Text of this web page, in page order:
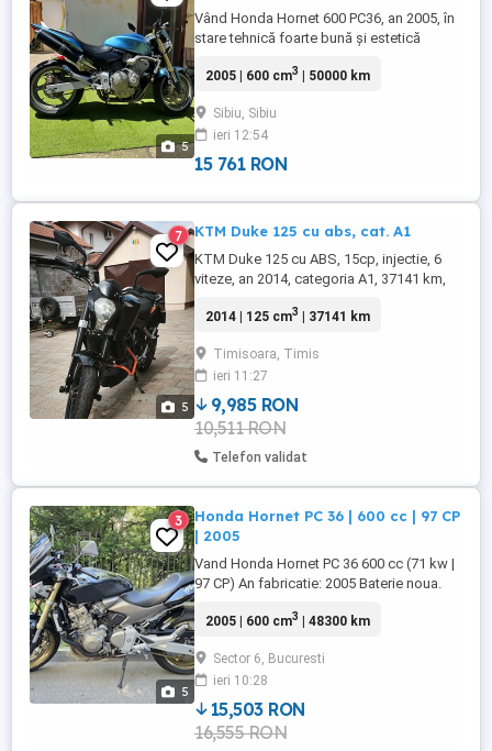
5
Vând Honda Hornet 600 PC36, an 2005, în
stare tehnică foarte bună și estetică
fost întreținută cu atenție, fiind pregătită
avantaje: * Tobă sport cu sunet plăcut și
pops and bangs * Crash pad-uri montate
pentru ...
2005 | 600 cm3 | 50000 km
Sibiu, Sibiu
ieri 12:54
15 761 RON
5
7 KTM Duke 125 cu abs, cat. A1
KTM Duke 125 cu ABS, 15cp, injectie, 6
viteze, an 2014, categoria A1, 37141 km,
perfect, furca servisata de curand, bujia
motocicleta usoara, agila, economica si
usor de condus, ideala pentru naveta si
incepatori.
2014 | 125 cm3 | 37141 km
Timisoara, Timis
ieri 11:27
9,985 RON
10,511 RON
Telefon validat
5
3
Honda Hornet PC 36 | 600 cc | 97 CP
| 2005
Vand Honda Hornet PC 36 600 cc (71 kw |
97 CP) An fabricatie: 2005 Baterie noua.
mers cu ea de atunci. Motocicleta tinuta
niciodata. Este intr-o stare impecabila,
atat tehnic, cat si estetic. ITP valabil pana
in 08.2027. Mai ...
2005 | 600 cm3 | 48300 km
Sector 6, Bucuresti
ieri 10:28
15,503 RON
16,555 RON